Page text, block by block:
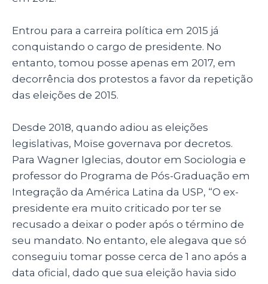
Entrou para a carreira política em 2015 já
conquistando o cargo de presidente. No
entanto, tomou posse apenas em 2017, em
decorrência dos protestos a favor da repetição
das eleições de 2015.
Desde 2018, quando adiou as eleições
legislativas, Moïse governava por decretos.
Para Wagner Iglecias, doutor em Sociologia e
professor do Programa de Pós-Graduação em
Integração da América Latina da USP, “O ex-
presidente era muito criticado por ter se
recusado a deixar o poder após o término de
seu mandato. No entanto, ele alegava que só
conseguiu tomar posse cerca de 1 ano após a
data oficial, dado que sua eleição havia sido